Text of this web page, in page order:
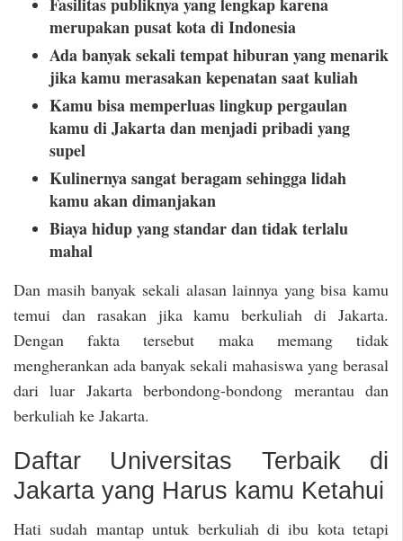
merupakan pusat kota di Indonesia
Ada banyak sekali tempat hiburan yang menarik
jika kamu merasakan kepenatan saat kuliah
Kamu bisa memperluas lingkup pergaulan
kamu di Jakarta dan menjadi pribadi yang
supel
Kulinernya sangat beragam sehingga lidah
kamu akan dimanjakan
Biaya hidup yang standar dan tidak terlalu
mahal
Dan masih banyak sekali alasan lainnya yang bisa kamu
temui dan rasakan jika kamu berkuliah di Jakarta.
Dengan fakta tersebut maka memang tidak
mengherankan ada banyak sekali mahasiswa yang berasal
dari luar Jakarta berbondong-bondong merantau dan
berkuliah ke Jakarta.
Daftar Universitas Terbaik di
Jakarta yang Harus kamu Ketahui
Hati sudah mantap untuk berkuliah di ibu kota tetapi